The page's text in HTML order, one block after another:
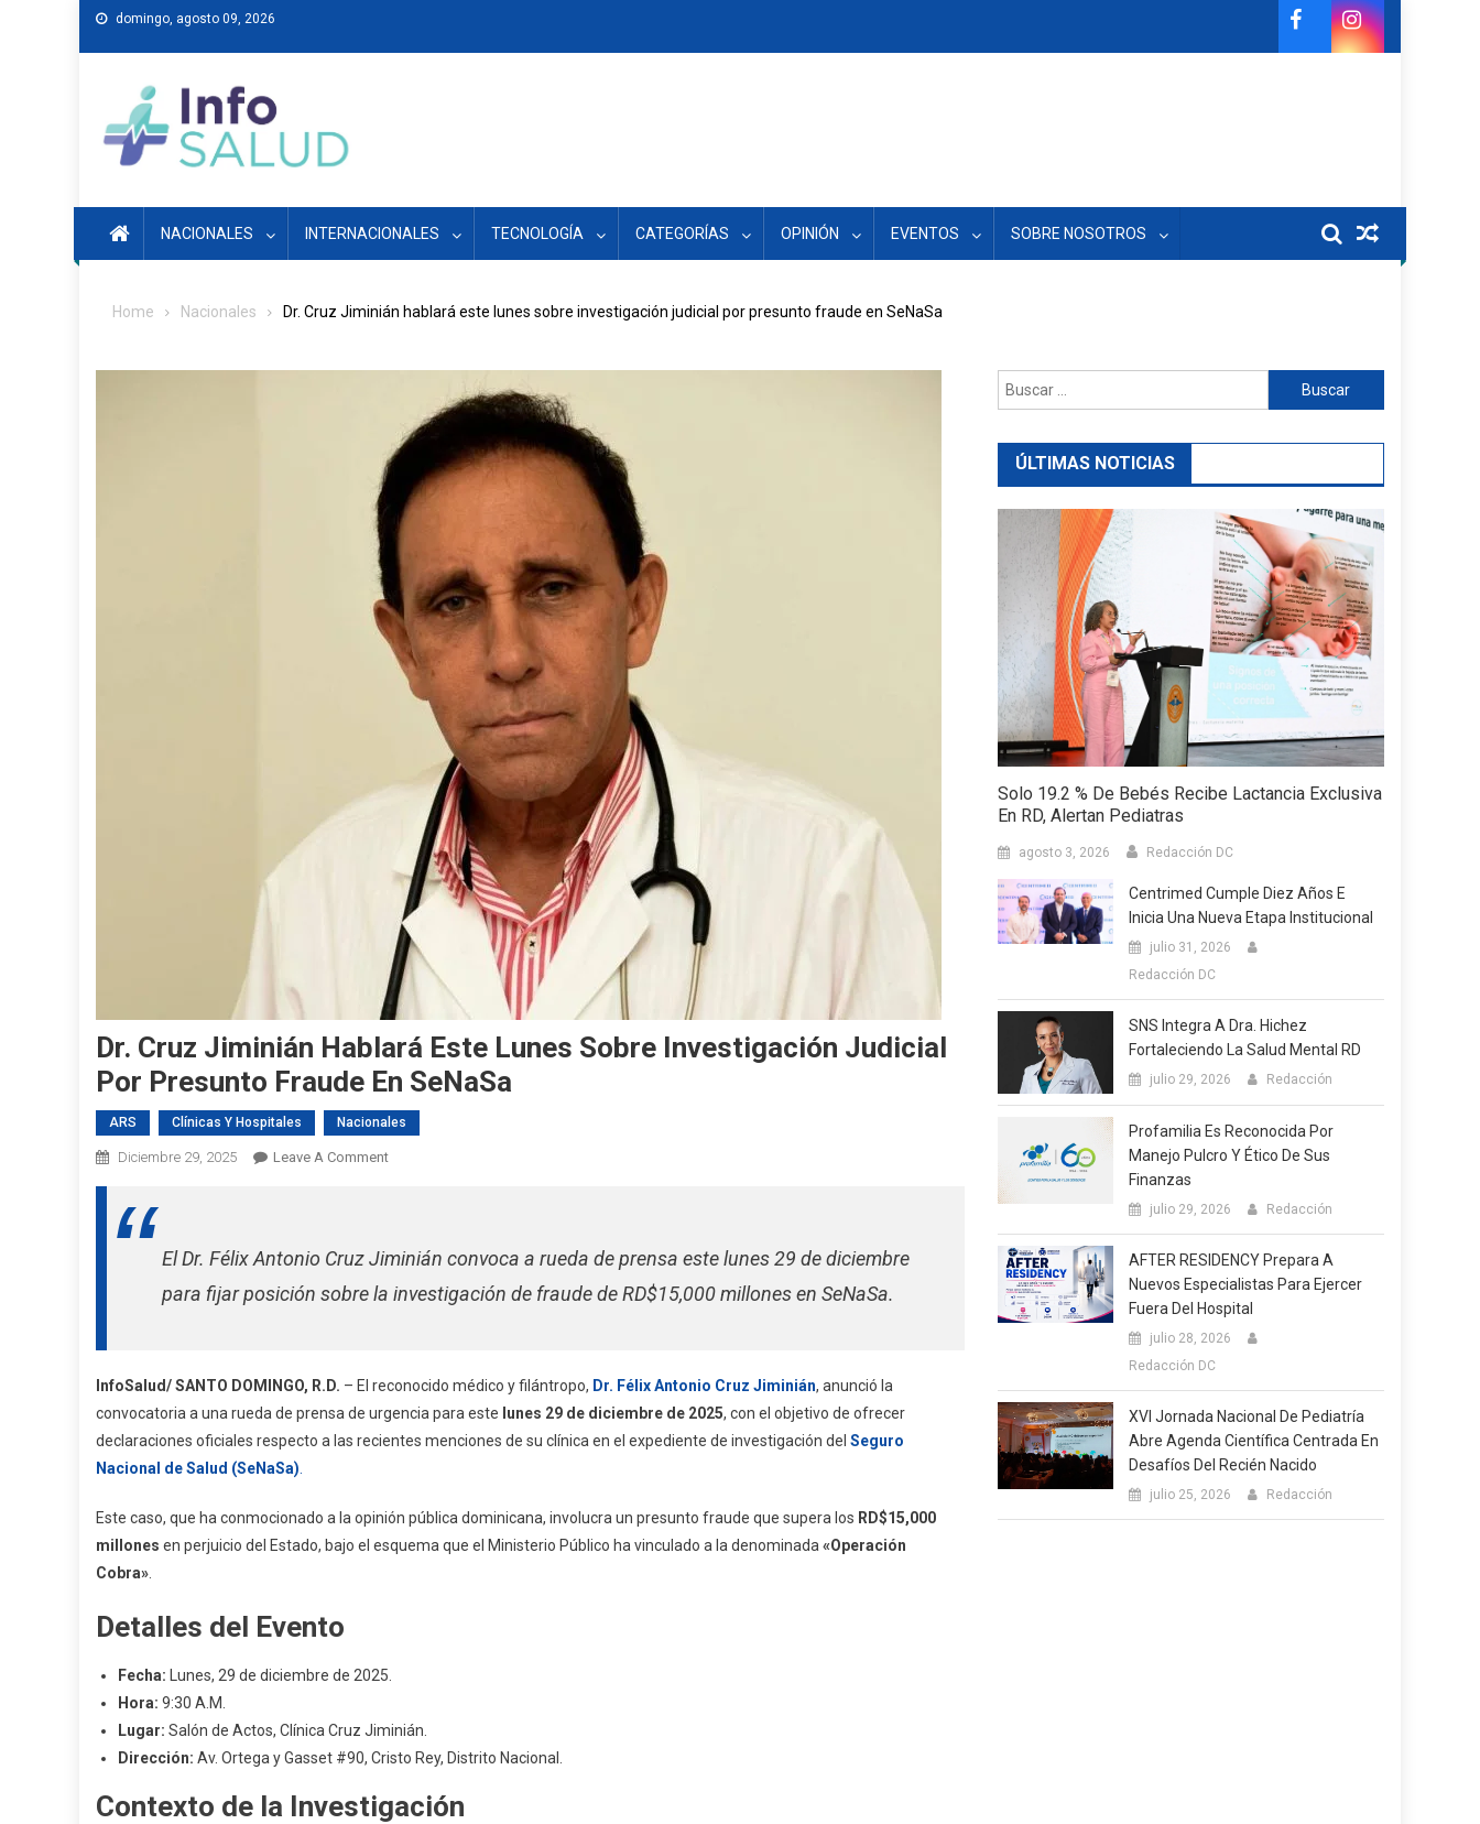
domingo, agosto 09, 2026
NACIONALES INTERNACIONALES TECNOLOGÍA CATEGORÍAS OPINIÓN EVENTOS SOBRE NOSOTROS
Home Nacionales Dr. Cruz Jiminián hablará este lunes sobre investigación judicial por presunto fraude en SeNaSa
Dr. Cruz Jiminián Hablará Este Lunes Sobre Investigación Judicial
Por Presunto Fraude En SeNaSa
ARS Clínicas Y Hospitales Nacionales
Diciembre 29, 2025 Leave A CommentOn
Hablará
Este
Judicial
Por
Presunto
SeNaSa
El Dr. Félix Antonio Cruz Jiminián convoca a rueda de prensa este lunes 29 de diciembre
para fijar posición sobre la investigación de fraude de RD$15,000 millones en SeNaSa.
InfoSalud/ SANTO DOMINGO, R.D. – El reconocido médico y filántropo, Dr. Félix Antonio Cruz Jiminián, anunció la
convocatoria a una rueda de prensa de urgencia para este lunes 29 de diciembre de 2025, con el objetivo de ofrecer
declaraciones oficiales respecto a las recientes menciones de su clínica en el expediente de investigación del Seguro
Nacional de Salud (SeNaSa)
Este caso, que ha conmocionado a la opinión pública dominicana, involucra un presunto fraude que supera los RD$15,000
millones en perjuicio del Estado, bajo el esquema que el Ministerio Público ha vinculado a la denominada «Operación
Cobra»
Detalles del Evento
Fecha: Lunes, 29 de diciembre de 2025.
Hora: 9:30 A.M.
Lugar: Salón de Actos, Clínica Cruz Jiminián.
Dirección: Av. Ortega y Gasset #90, Cristo Rey, Distrito Nacional.
Contexto de la Investigación
Buscar:
ÚLTIMAS NOTICIAS
Solo 19.2 % De Bebés Recibe Lactancia Exclusiva
En RD, Alertan Pediatras
agosto 3, 2026 Redacción DC
Centrimed Cumple Diez Años E
Inicia Una Nueva Etapa Institucional
julio 31, 2026
Redacción DC
SNS Integra A Dra. Hichez
Fortaleciendo La Salud Mental RD
julio 29, 2026 Redacción
Profamilia Es Reconocida Por
Manejo Pulcro Y Ético De Sus
Finanzas
julio 29, 2026 Redacción
AFTER RESIDENCY Prepara A
Nuevos Especialistas Para Ejercer
Fuera Del Hospital
julio 28, 2026
Redacción DC
XVI Jornada Nacional De Pediatría
Abre Agenda Científica Centrada En
Desafíos Del Recién Nacido
julio 25, 2026 Redacción